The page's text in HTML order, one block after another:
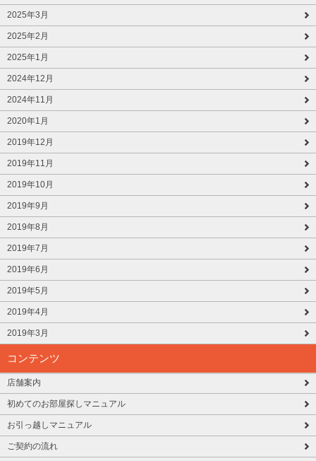
2025年3月
2025年2月
2025年1月
2024年12月
2024年11月
2020年1月
2019年12月
2019年11月
2019年10月
2019年9月
2019年8月
2019年7月
2019年6月
2019年5月
2019年4月
2019年3月
コンテンツ
店舗案内
初めてのお部屋探しマニュアル
お引っ越しマニュアル
ご契約の流れ